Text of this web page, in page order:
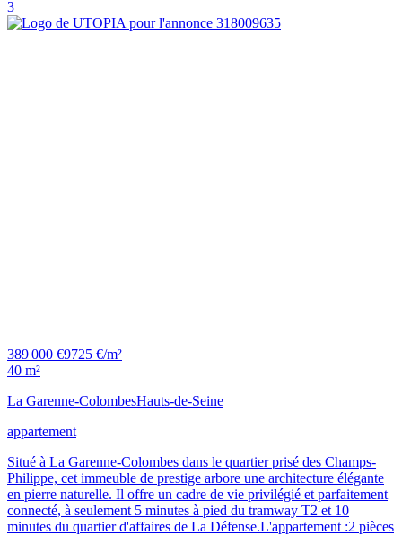
3
389 000 €9725 €/m²
40 m²
La Garenne-ColombesHauts-de-Seine
appartement
Situé à La Garenne-Colombes dans le quartier prisé des Champs-
Philippe, cet immeuble de prestige arbore une architecture élégante
en pierre naturelle. Il offre un cadre de vie privilégié et parfaitement
connecté, à seulement 5 minutes à pied du tramway T2 et 10
minutes du quartier d'affaires de La Défense.L'appartement :2 pièces